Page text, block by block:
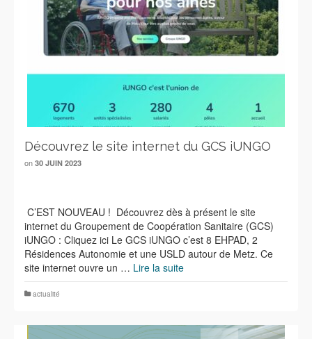
Découvrez le site internet du GCS iUNGO
on 30 JUIN 2023
C’EST NOUVEAU ! Découvrez dès à présent le site
internet du Groupement de Coopération Sanitaire (GCS)
iUNGO : Cliquez ici Le GCS iUNGO c’est 8 EHPAD, 2
Résidences Autonomie et une USLD autour de Metz. Ce
site internet ouvre un … Lire la suite
actualité